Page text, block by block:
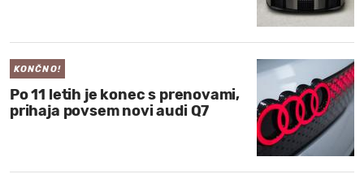
KONČNO!
Po 11 letih je konec s prenovami,
prihaja povsem novi audi Q7